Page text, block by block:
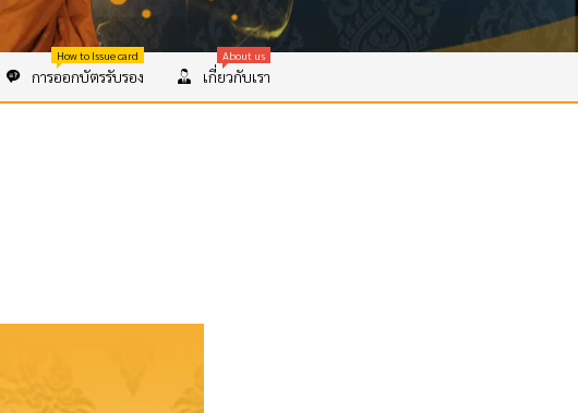
การออกบัตรรับรอง
How to Issue card
เกี่ยวกับเรา
About us